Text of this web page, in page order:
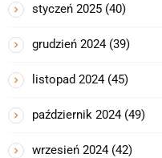
styczeń 2025 (40)
grudzień 2024 (39)
listopad 2024 (45)
październik 2024 (49)
wrzesień 2024 (42)